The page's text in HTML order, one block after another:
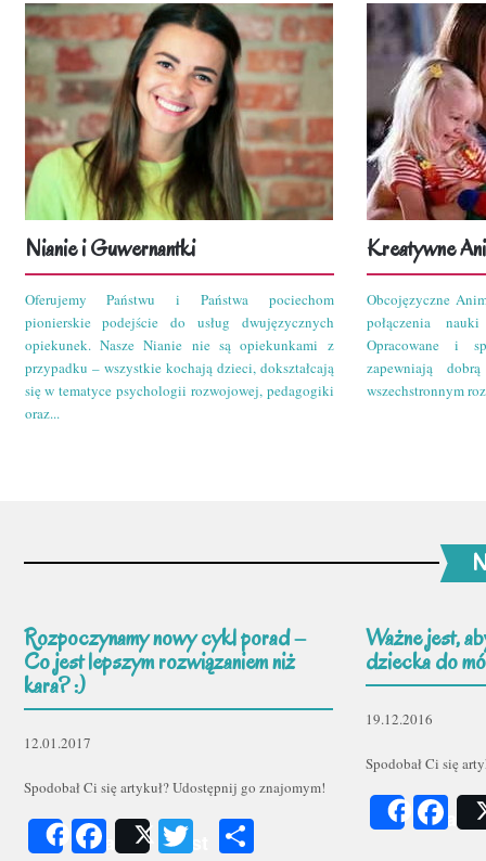
Nianie i Guwernantki
Oferujemy Państwu i Państwa pociechom
pionierskie podejście do usług dwujęzycznych
opiekunek. Nasze Nianie nie są opiekunkami z
przypadku – wszystkie kochają dzieci, dokształcają
się w tematyce psychologii rozwojowej, pedagogiki
oraz...
Kreatywne
Obcojęzyczne
połączenia
Opracowane i
zapewniają
wszechstronnym
Rozpoczynamy nowy cykl porad –
Co jest lepszym rozwiązaniem niż
kara? :)
12.01.2017
Spodobał Ci się artykuł? Udostępnij go znajomym!
ShareFacebook
Post Twitter
Ważne jest,
dziecka do
19.12.2016
Spodobał Ci się
Share